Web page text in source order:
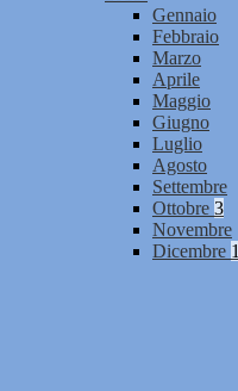
Gennaio
Febbraio
Marzo
Aprile
Maggio
Giugno
Luglio
Agosto
Settembre
Ottobre 3
Novembre
Dicembre 1